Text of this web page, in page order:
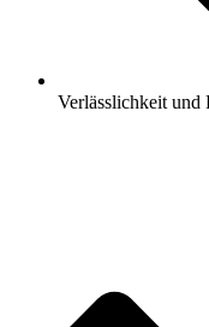
Verlässlichkeit und